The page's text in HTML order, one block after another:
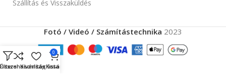
Szállítás és Visszaküldés
Fotó / Videó / Számítástechnika 2023
Kívánság lista
0
Kosár